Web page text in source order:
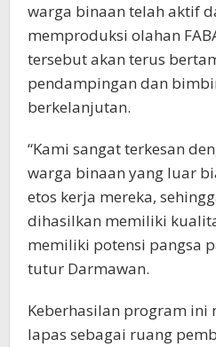
warga binaan telah aktif
memproduksi olahan
tersebut akan terus
pendampingan dan
berkelanjutan.
“Kami sangat terkesan
warga binaan yang luar
etos kerja mereka,
dihasilkan memiliki
memiliki potensi pangsa
tutur Darmawan.
Keberhasilan program ini
lapas sebagai ruang